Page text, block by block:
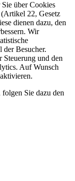
über Cookies
22, Gesetz
dienen dazu, den
Wir
Besucher.
und den
Auf Wunsch
Sie dazu den